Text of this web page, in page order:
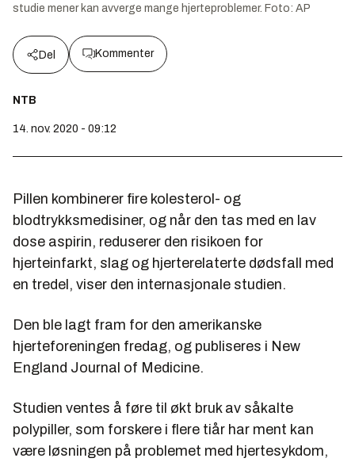
studie mener kan avverge mange hjerteproblemer. Foto: AP
Del Kommenter
NTB
14. nov. 2020 - 09:12
Pillen kombinerer fire kolesterol- og
blodtrykksmedisiner, og når den tas med en lav
dose aspirin, reduserer den risikoen for
hjerteinfarkt, slag og hjerterelaterte dødsfall med
en tredel, viser den internasjonale studien.
Den ble lagt fram for den amerikanske
hjerteforeningen fredag, og publiseres i New
England Journal of Medicine.
Studien ventes å føre til økt bruk av såkalte
polypiller, som forskere i flere tiår har ment kan
være løsningen på problemet med hjertesykdom,